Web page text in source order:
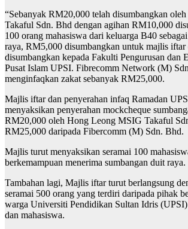
“Sebanyak RM20,000 telah disumbangkan
Takaful Sdn. Bhd dengan agihan RM10,000
100 orang mahasiswa dari keluarga B40
raya, RM5,000 disumbangkan untuk majlis iftar
disumbangkan kepada Fakulti Pengurusan dan
Pusat Islam UPSI. Fibrecomm Network (M)
menginfaqkan zakat sebanyak RM25,000.
Majlis iftar dan penyerahan infaq Ramadan
menyaksikan penyerahan mockcheque
RM20,000 oleh Hong Leong MSIG Takaful
RM25,000 daripada Fibercomm (M) Sdn. Bhd.
Majlis turut menyaksikan seramai 100
berkemampuan menerima sumbangan duit raya.
Tambahan lagi, Majlis iftar turut berlangsung
seramai 500 orang yang terdiri daripada pihak
warga Universiti Pendidikan Sultan Idris
dan mahasiswa.